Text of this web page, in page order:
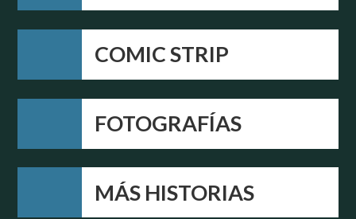
COMIC STRIP
FOTOGRAFÍAS
MÁS HISTORIAS